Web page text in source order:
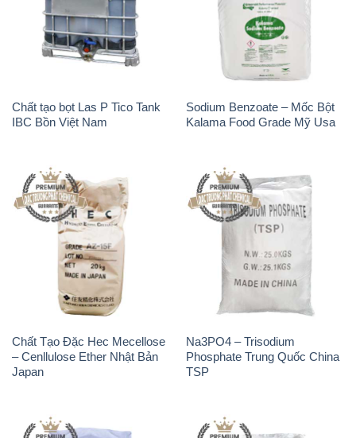
Chất tạo bọt Las P Tico Tank
IBC Bồn Việt Nam
Sodium Benzoate – Mốc Bột
Kalama Food Grade Mỹ Usa
Chất Tạo Đặc Hec Mecellose
– Cenllulose Ether Nhật Bản
Phosphate Trung Quốc China